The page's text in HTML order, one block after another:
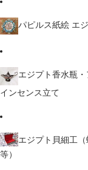
パピルス紙絵 エ
エジプト香水瓶
インセンス立て
エジプト貝細工
等）